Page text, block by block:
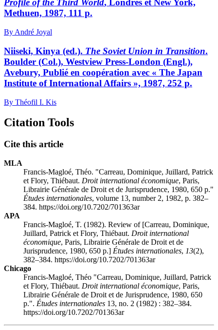
Profile of the Third World, Londres et New York,
Methuen, 1987, 111 p.
By André Joyal
Niiseki, Kinya (ed.). The Soviet Union in Transition.
Boulder (Col.), Westview Press-London (Engl.),
Avebury, Publié en coopération avec « The Japan
Institute of International Affairs », 1987, 252 p.
By Théofil I. Kis
Citation Tools
Cite this article
MLA
Francis-Magloé, Théo. "Carreau, Dominique, Juillard, Patrick
et Flory, Thiébaut. Droit international économique, Paris,
Librairie Générale de Droit et de Jurisprudence, 1980, 650 p."
Études internationales, volume 13, number 2, 1982, p. 382–
384. https://doi.org/10.7202/701363ar
APA
Francis-Magloé, T. (1982). Review of [Carreau, Dominique,
Juillard, Patrick et Flory, Thiébaut. Droit international
économique, Paris, Librairie Générale de Droit et de
Jurisprudence, 1980, 650 p.] Études internationales, 13(2),
382–384. https://doi.org/10.7202/701363ar
Chicago
Francis-Magloé, Théo "Carreau, Dominique, Juillard, Patrick
et Flory, Thiébaut. Droit international économique, Paris,
Librairie Générale de Droit et de Jurisprudence, 1980, 650
p.". Études internationales 13, no. 2 (1982) : 382–384.
https://doi.org/10.7202/701363ar